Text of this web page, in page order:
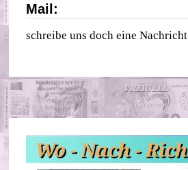
Mail:
schreibe uns doch eine Nachricht